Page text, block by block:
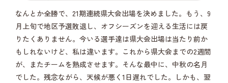
なんとか全勝で、21期連続県大会出場を決めました。もう、9
月上旬で地区予選敗退し、オフシーズンを迎える生活には戻
りたくありません。今いる選手達は県大会出場は当たり前か
もしれないけど、私は違います。これから県大会までの2週間
が、またチームを熟成させます。そんな最中に、中秋の名月
でした。残念ながら、天候が悪く1日遅れでした。しかも、翌